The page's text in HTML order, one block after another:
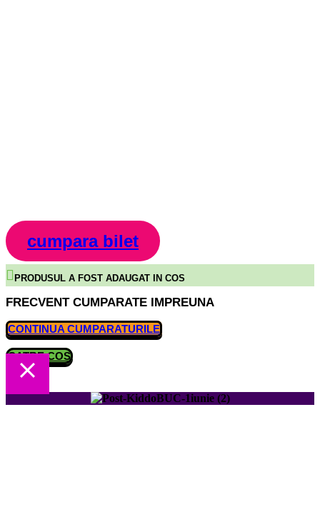
cumpara bilet
PRODUSUL A FOST ADAUGAT IN COS
FRECVENT CUMPARATE IMPREUNA
CONTINUA CUMPARATURILE
CATRE COS